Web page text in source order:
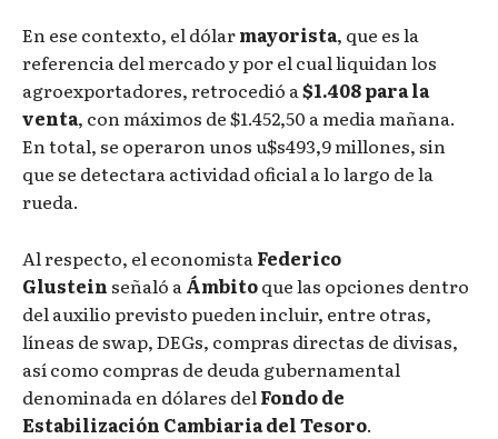
En ese contexto, el dólarmayorista, que es la
referencia del mercado y por el cual liquidan los
agroexportadores, retrocedió a $1.408 para la
venta, con máximos de $1.452,50 a media mañana.
En total, se operaron unos u$s493,9 millones, sin
que se detectara actividad oficial a lo largo de la
rueda.
Al respecto, el economista Federico
Glustein señaló a Ámbitoque las opciones dentro
del auxilio previsto pueden incluir, entre otras,
líneas de swap, DEGs, compras directas de divisas,
así como compras de deuda gubernamental
denominada en dólares del Fondo de
Estabilización Cambiaria del Tesoro.